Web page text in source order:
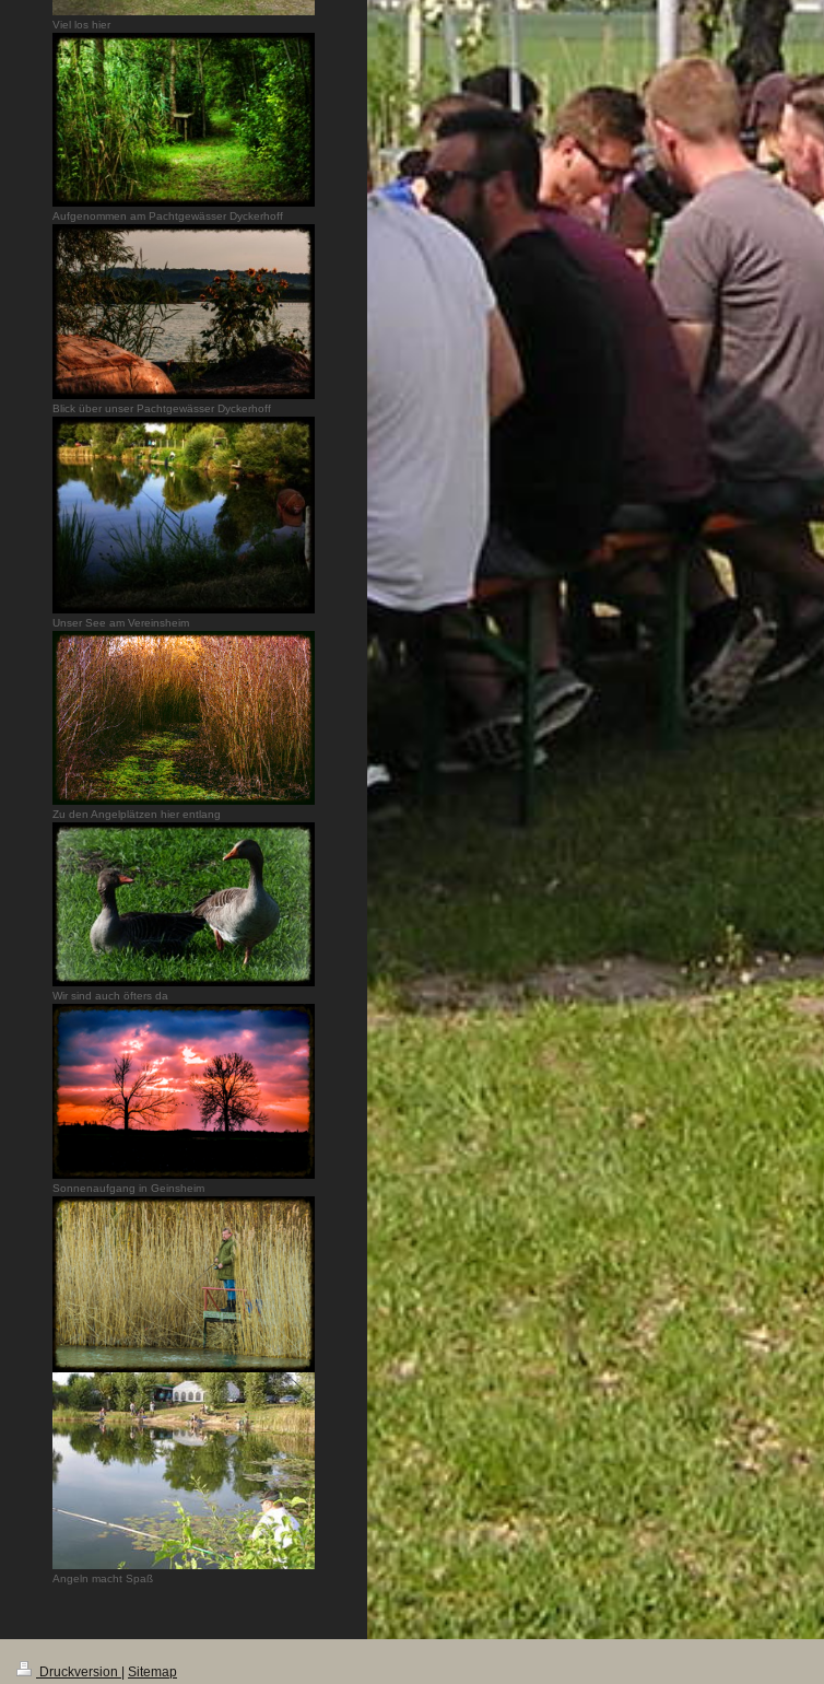
Viel los hier
Aufgenommen am Pachtgewässer Dyckerhoff
Blick über unser Pachtgewässer Dyckerhoff
Unser See am Vereinsheim
Zu den Angelplätzen hier entlang
Wir sind auch öfters da
Sonnenaufgang in Geinsheim
Angeln macht Spaß
Druckversion
Sitemap